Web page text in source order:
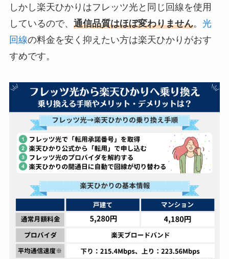
しかし楽天ひかりはフレッツ光と同じ回線を使用
しているので、 通信品質はほぼ変わりません。 光
回線の料金を安く抑えたい方は楽天ひかりがおす
すめです。